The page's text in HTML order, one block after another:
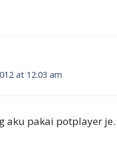
at 12:03 am
aku pakai potplayer